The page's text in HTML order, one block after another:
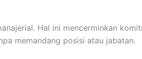
Hal ini mencerminkan
memandang posisi atau jabatan.